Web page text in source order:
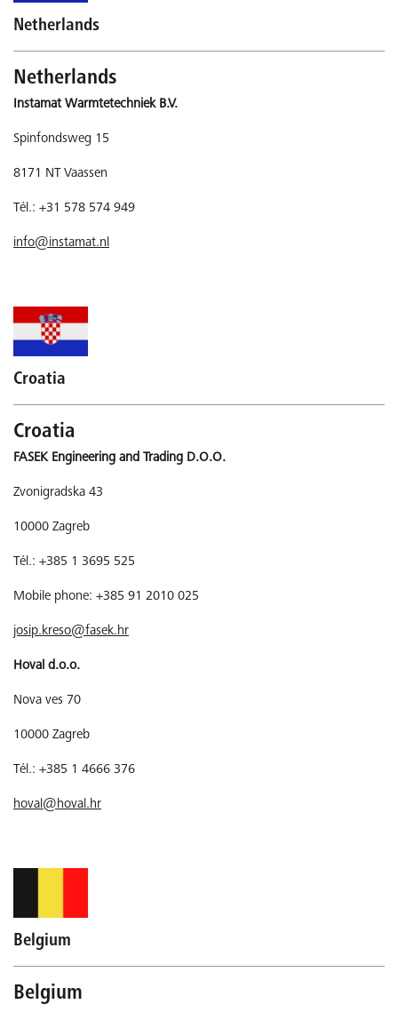
Netherlands
Netherlands
Instamat Warmtetechniek B.V.
Spinfondsweg 15
8171 NT Vaassen
Tél.: +31 578 574 949
info@instamat.nl
Croatia
Croatia
FASEK Engineering and Trading D.O.O.
Zvonigradska 43
10000 Zagreb
Tél.: +385 1 3695 525
Mobile phone: +385 91 2010 025
josip.kreso@fasek.hr
Hoval d.o.o.
Nova ves 70
10000 Zagreb
Tél.: +385 1 4666 376
hoval@hoval.hr
Belgium
Belgium